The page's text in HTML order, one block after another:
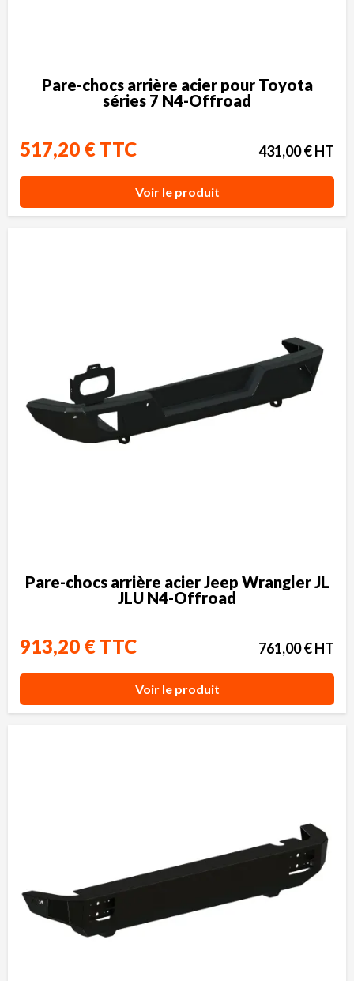
Pare-chocs arrière acier pour Toyota
séries 7 N4-Offroad
517,20 € TTC 431,00 € HT
Voir le produit
Pare-chocs arrière acier Jeep Wrangler JL
JLU N4-Offroad
913,20 € TTC 761,00 € HT
Voir le produit